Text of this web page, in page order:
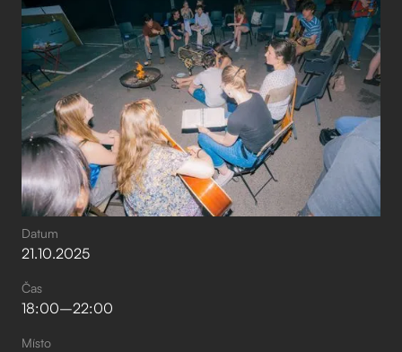
Datum
21.10.2025
Čas
18:00–⁠22:00
Místo